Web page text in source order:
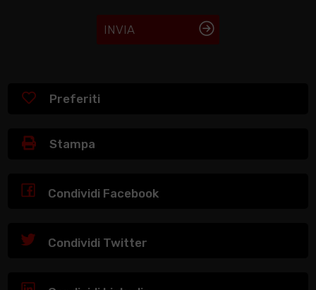
INVIA
Preferiti
Stampa
Condividi Facebook
Condividi Twitter